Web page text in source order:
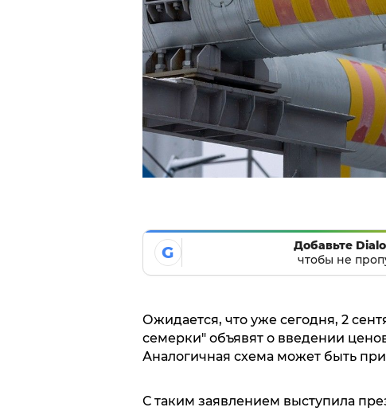
G
Добавьте
чтобы не
Ожидается, что уже сегодня, 2
семерки" объявят о введении
Аналогичная схема может быть
С таким заявлением выступила